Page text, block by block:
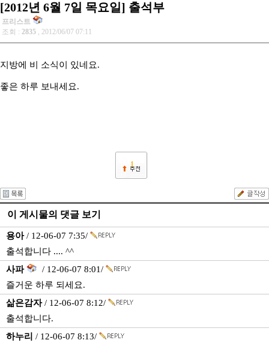
[2012년 6월 7일 목요일] 출석부
프리스트
조회 : 2835 , 2012/06/07 07:11
지방에 비 소식이 있네요.
좋은 하루 보내세요.
1
이 게시물의 댓글 보기
용아/ 12-06-07 7:35/
출석합니다 .... ^^
사파
/ 12-06-07 8:01/
즐거운 하루 되세요.
삶은감자/ 12-06-07 8:12/
출석합니다.
하누리 / 12-06-07 8:13/